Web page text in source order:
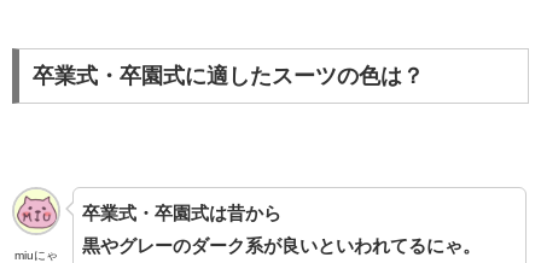
卒業式・卒園式に適したスーツの色は？
miuにゃ
卒業式・卒園式は昔から
黒やグレーのダーク系が良いといわれてるにゃ。